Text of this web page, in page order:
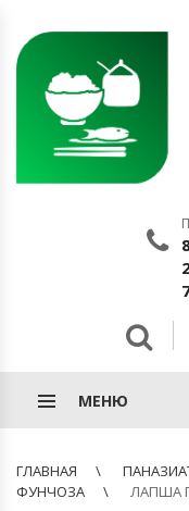
МЕНЮ
ГЛАВНАЯ
ФУНЧОЗА
ЛАПША